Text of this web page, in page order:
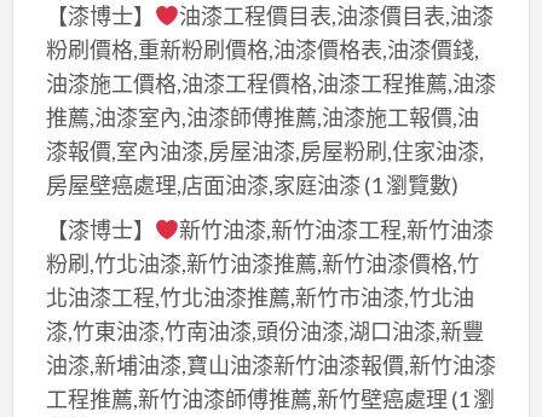
【漆博士】
油漆工程價目表,油漆價目表,油漆
粉刷價格,重新粉刷價格,油漆價格表,油漆價錢,
油漆施工價格,油漆工程價格,油漆工程推薦,油漆
推薦,油漆室內,油漆師傅推薦,油漆施工報價,油
漆報價,室內油漆,房屋油漆,房屋粉刷,住家油漆,
房屋壁癌處理,店面油漆,家庭油漆(1 瀏覽數)
【漆博士】
新竹油漆,新竹油漆工程,新竹油漆
粉刷,竹北油漆,新竹油漆推薦,新竹油漆價格,竹
北油漆工程,竹北油漆推薦,新竹市油漆,竹北油
漆,竹東油漆,竹南油漆,頭份油漆,湖口油漆,新豐
油漆,新埔油漆,寶山油漆新竹油漆報價,新竹油漆
工程推薦,新竹油漆師傅推薦,新竹壁癌處理 (1 瀏